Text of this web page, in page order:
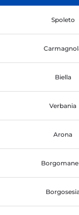
Spoleto
Biella
Verbania
Arona